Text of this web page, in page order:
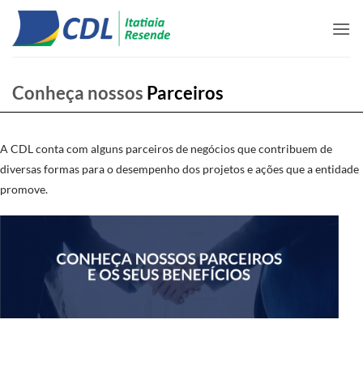
Skip
content
Conheça nossos Parceiros
A CDL conta com alguns parceiros de negócios que contribuem de
diversas formas para o desempenho dos projetos e ações que a entidade
promove.